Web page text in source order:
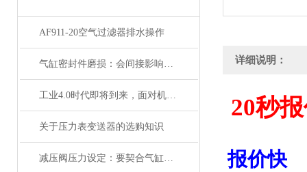
AF911-20空气过滤器排水操作
气缸密封件磨损：会间接影响电磁阀与锁定阀的性能吗
工业4.0时代即将到来，面对机遇与挑战，日本SMC该如何应对？
关于压力表变送器的选购知识
减压阀压力设定：要契合气缸负载与电磁阀的工作范围
详细说明：
20秒
报价快